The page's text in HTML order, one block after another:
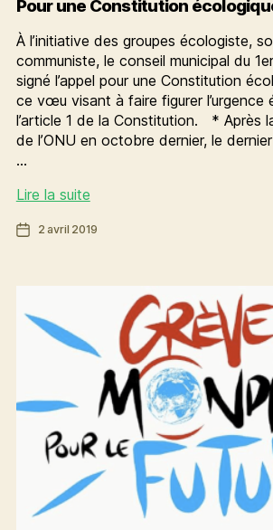
Pour une Constitution
À l’initiative des groupes écologiste,
communiste, le conseil municipal du
signé l’appel pour une Constitution
ce vœu visant à faire figurer l’urgence
l’article 1 de la Constitution. * Après
de l’ONU en octobre dernier, le
…
Lire la suitePour
Constitution
Date2 avril 2019